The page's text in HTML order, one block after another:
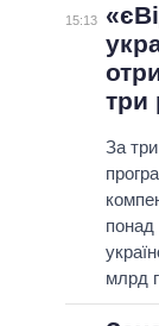
15:13
три
За три
понад
млрд